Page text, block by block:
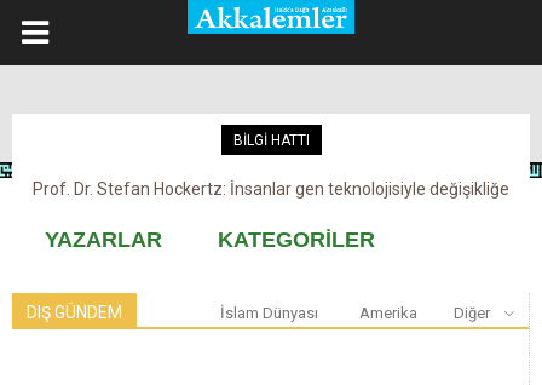
BİLGİ HATTI
Prof. Dr. Stefan Hockertz: İnsanlar gen teknolojisiyle değişikliğe
YAZARLAR KATEGORİLER
DIŞ GÜNDEM İslam Dünyası Amerika Diğer